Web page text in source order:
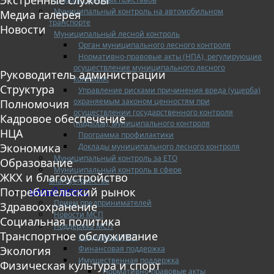
Муниципальный контроль на автомобильном
транспорте
Муниципальный лесной контроль
Орган муниципального лесного контроля
Нормативно-правовые акты (НПА), регулирующие
осуществление муниципального лесного
контроля:
Управление рисками причинения вреда (ущерба)
охраняемым законом ценностям при
осуществлении государственного контроля
(надзора), муниципального контроля
Программа профилактики
Доклады муниципального лесного контроля
Муниципальный контроль за ЕТО
Муниципальный контроль в сфере
благоустройства
МАЛЫЙ БИЗНЕС
Прием предпринимателей
Новости МСП
Поддержка МСП
Поддержка МСП
Финансовая поддержка
Имущественная поддержка
Нормативно-правовые акты
Медиа галерея
Новости
Руководитель администрации
Структура
Полномочия
Кадровое обеспечение
НЦА
Экономика
Образование
ЖКХ и благоустройство
Потребительский рынок
Здравоохранение
Социальная политика
Транспортное обслуживание
Экология
Физическая культура и спорт